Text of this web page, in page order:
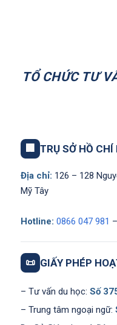
TỔ CHỨC TƯ
🏢 TRỤ SỞ HỒ CHÍ
Địa chỉ: 126 – 128
Mỹ Tây
Hotline: 0866 047 981 –
📜 GIẤY PHÉP
– Tư vấn du học: Số
– Trung tâm ngoại ngữ: